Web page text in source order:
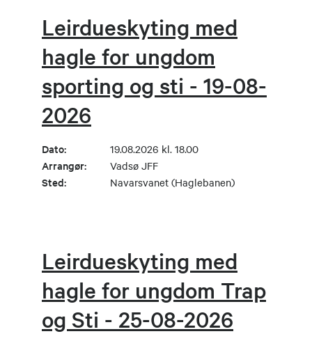
Leirdueskyting med
hagle for ungdom
sporting og sti - 19-08-
2026
Dato: 19.08.2026 kl. 18.00
Arrangør: Vadsø JFF
Sted: Navarsvanet (Haglebanen)
Leirdueskyting med
hagle for ungdom Trap
og Sti - 25-08-2026